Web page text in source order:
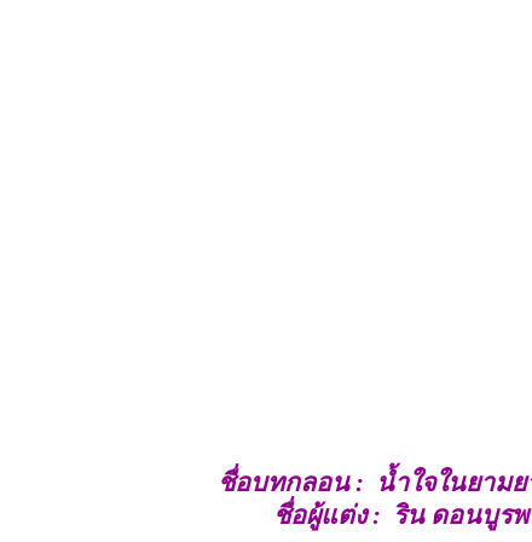
ชื่อบทกลอน : น้ำใจในยามย
ชื่อผู้แต่ง : ริน ดอนบูรพ